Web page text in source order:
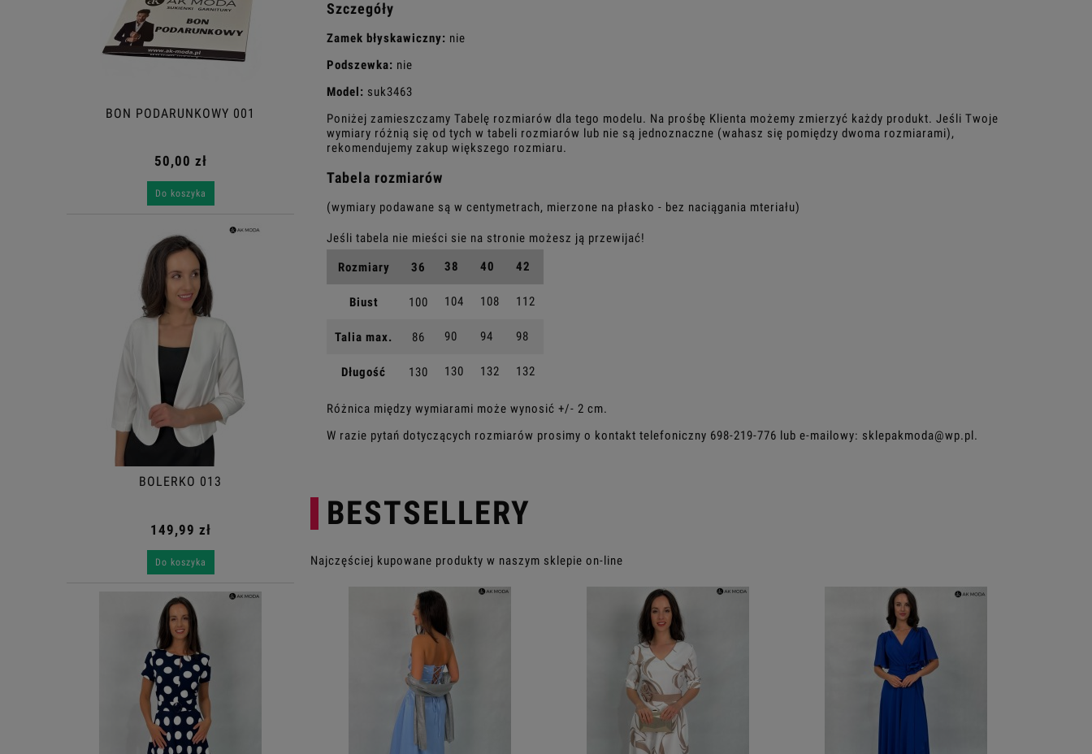
BON PODARUNKOWY 001
50,00 zł
Do koszyka
BOLERKO 013
149,99 zł
Do koszyka
Szczegóły
Zamek błyskawiczny: nie
Podszewka: nie
Model: suk3463
Poniżej zamieszczamy Tabelę rozmiarów dla tego modelu. Na prośbę Klienta możemy zmierzyć każdy produkt. Jeśli Twoje
wymiary różnią się od tych w tabeli rozmiarów lub nie są jednoznaczne (wahasz się pomiędzy dwoma rozmiarami),
rekomendujemy zakup większego rozmiaru.
Tabela rozmiarów
(wymiary podawane są w centymetrach, mierzone na płasko - bez naciągania mteriału)
Rozmiary 36 38 40 42
Biust 100 104 108 112
Talia max. 86 90 94 98
Długość 130 130 132 132
Różnica między wymiarami może wynosić +/- 2 cm.
W razie pytań dotyczących rozmiarów prosimy o kontakt telefoniczny 698-219-776 lub e-mailowy: sklepakmoda@wp.pl .
BESTSELLERY
Najczęściej kupowane produkty w naszym sklepie on-line